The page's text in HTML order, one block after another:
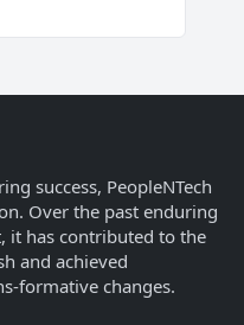
success, PeopleNTech
Over the past enduring
it has contributed to the
and achieved
formative changes.